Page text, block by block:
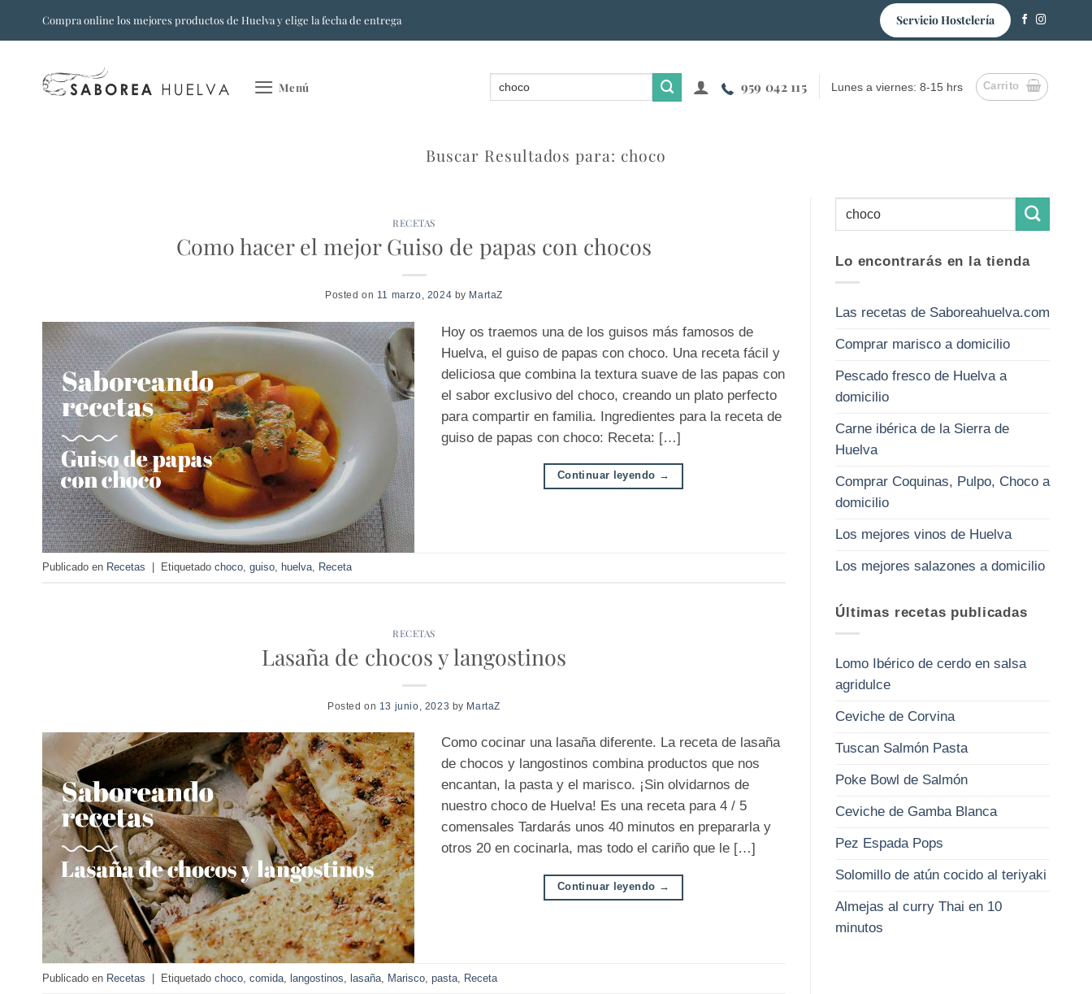
Compra online los mejores productos de Huelva y elige la fecha de entrega Servicio Hostelería
Menú 959 042 115 Lunes a viernes: 8-15 hrs Carrito
Buscar Resultados para: choco
RECETAS
Como hacer el mejor Guiso de papas con chocos
Posted on 11 marzo, 2024 by MartaZ
Hoy os traemos una de los guisos más famosos de
Huelva, el guiso de papas con choco. Una receta fácil y
deliciosa que combina la textura suave de las papas con
el sabor exclusivo del choco, creando un plato perfecto
para compartir en familia. Ingredientes para la receta de
guiso de papas con choco: Receta: […]
Continuar leyendo →
Publicado en Recetas Etiquetado choco, guiso, huelva, Receta
RECETAS
Lasaña de chocos y langostinos
Posted on 13 junio, 2023 by MartaZ
Como cocinar una lasaña diferente. La receta de lasaña
de chocos y langostinos combina productos que nos
encantan, la pasta y el marisco. ¡Sin olvidarnos de
nuestro choco de Huelva! Es una receta para 4 / 5
comensales Tardarás unos 40 minutos en prepararla y
otros 20 en cocinarla, mas todo el cariño que le […]
Continuar leyendo →
Publicado en Recetas Etiquetado choco comida langostinos lasaña Marisco pasta Receta
Lo encontrarás en la tienda
Las recetas de Saboreahuelva.com
Comprar marisco a domicilio
Pescado fresco de Huelva a
domicilio
Carne ibérica de la Sierra de
Huelva
Comprar Coquinas, Pulpo, Choco a
domicilio
Los mejores vinos de Huelva
Los mejores salazones a domicilio
Últimas recetas publicadas
Lomo Ibérico de cerdo en salsa
agridulce
Ceviche de Corvina
Tuscan Salmón Pasta
Poke Bowl de Salmón
Ceviche de Gamba Blanca
Pez Espada Pops
Solomillo de atún cocido al teriyaki
Almejas al curry Thai en 10
minutos